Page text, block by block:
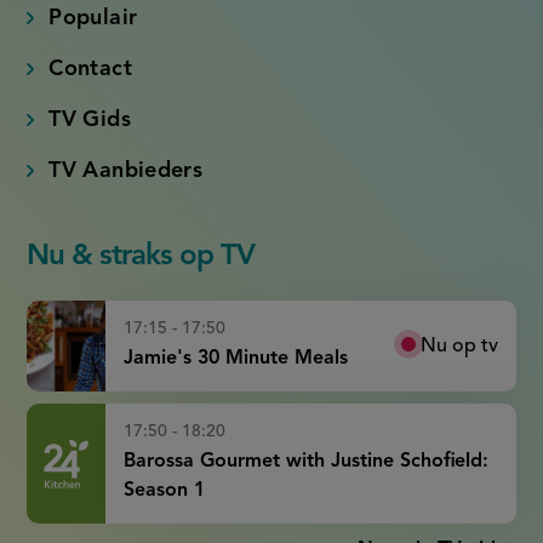
Populair
Contact
TV Gids
TV Aanbieders
Nu & straks op TV
17:15 - 17:50
Jamie's 30 Minute Meals
Nu op tv
17:50 - 18:20
Barossa Gourmet with Justine Schofield:
Season 1